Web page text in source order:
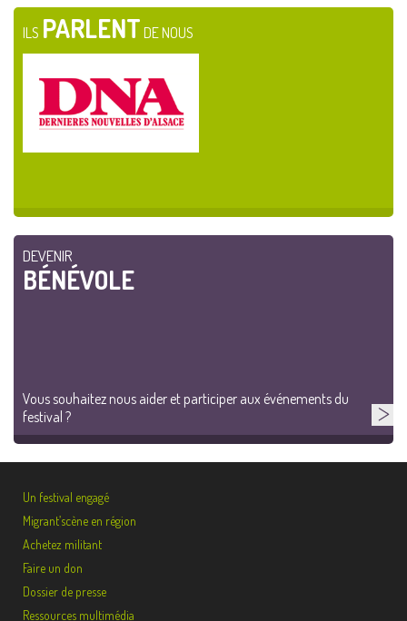
ILS PARLENT DE NOUS
DEVENIR
BÉNÉVOLE
Vous souhaitez nous aider et participer aux événements du
festival ?
Un festival engagé
Migrant’scène en région
Achetez militant
Faire un don
Dossier de presse
Ressources multimédia